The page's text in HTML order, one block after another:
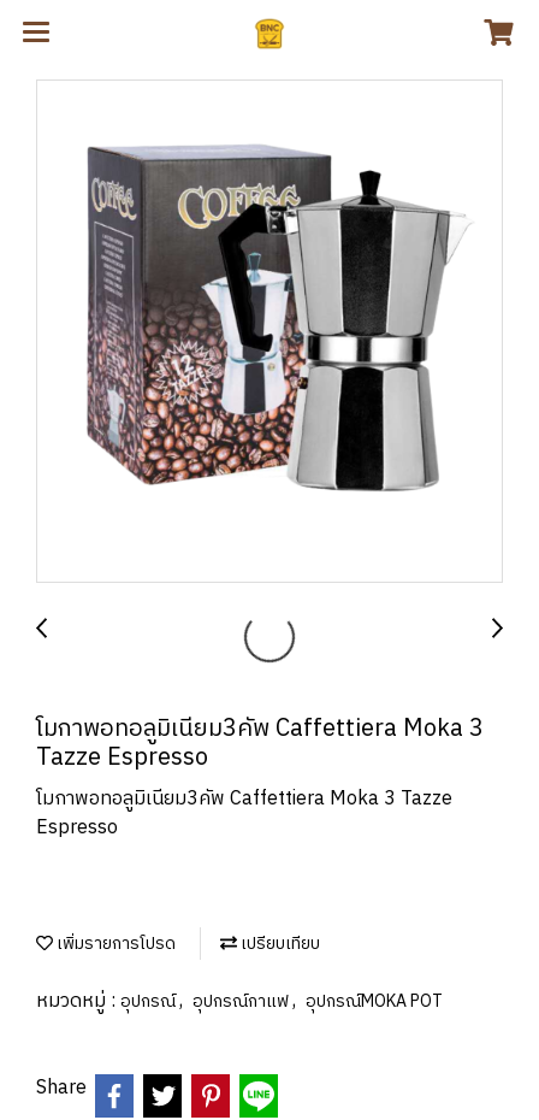
โมกาพอทอลูมิเนียม3คัพ Caffettiera Moka 3
Tazze Espresso
โมกาพอทอลูมิเนียม3คัพ Caffettiera Moka 3 Tazze
Espresso
เพิ่มรายการโปรด เปรียบเทียบ
หมวดหมู่ : อุปกรณ์, อุปกรณ์กาแฟ, อุปกรณ์MOKA POT
Share